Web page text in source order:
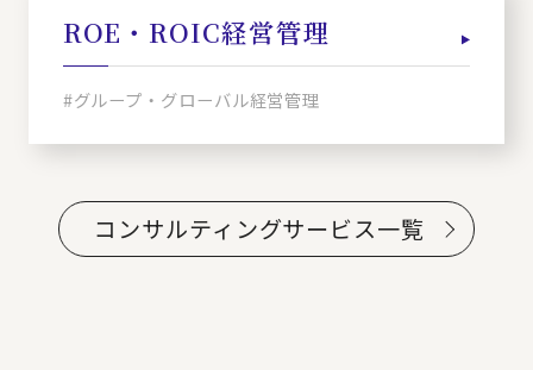
ROE・ROIC経営管理
#グループ・グローバル経営管理
コンサルティングサービス一覧